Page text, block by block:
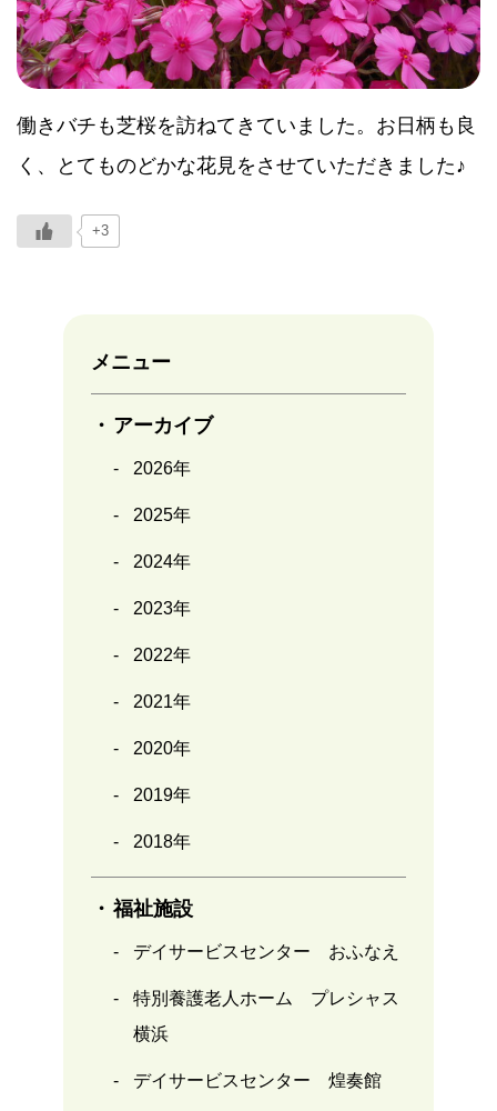
メニュー
アーカイブ
2026年
2025年
2024年
2023年
2022年
2021年
2020年
2019年
2018年
福祉施設
デイサービスセンター おふなえ
特別養護老人ホーム プレシャス
横浜
デイサービスセンター 煌奏館
働きバチも芝桜を訪ねてきていました。お日柄も良
く、とてものどかな花見をさせていただきました♪
+3